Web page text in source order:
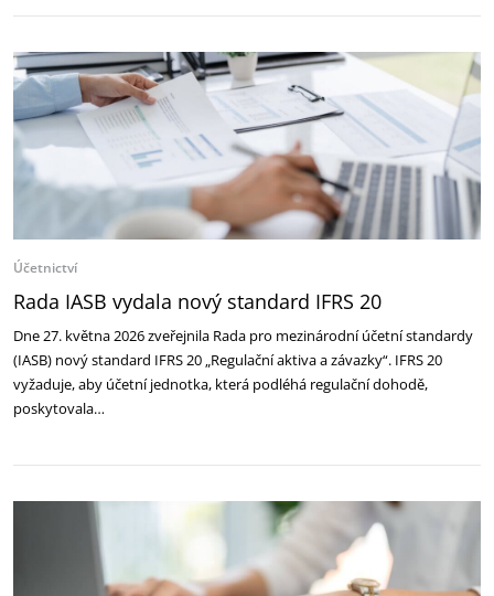
Účetnictví
Rada IASB vydala nový standard IFRS 20
Dne 27. května 2026 zveřejnila Rada pro mezinárodní účetní standardy
(IASB) nový standard IFRS 20 „Regulační aktiva a závazky“. IFRS 20
vyžaduje, aby účetní jednotka, která podléhá regulační dohodě,
poskytovala…